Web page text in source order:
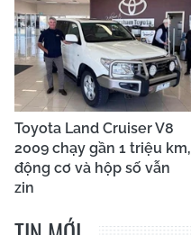
Toyota Land Cruiser V8
2009 chạy gần 1 triệu km,
động cơ và hộp số vẫn
zin